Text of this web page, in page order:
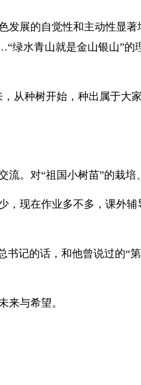
发展的自觉性和主动性显
绿水青山就是金山银山”的
从种树开始，种出属于大
。对“祖国小树苗”的栽培
，现在作业多不多，课外
记的话，和他曾说过的“
来与希望。